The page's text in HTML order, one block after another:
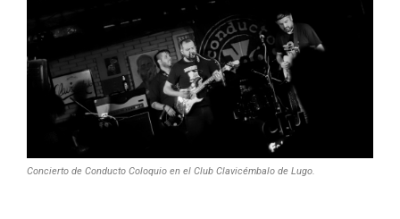
Concierto de Conducto Coloquio en el Club Clavicémbalo de Lugo.